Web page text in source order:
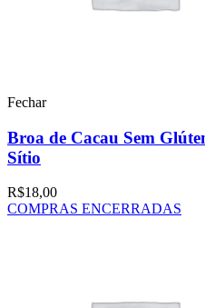
Fechar
Broa de Cacau Sem
Sítio
R$18,00
COMPRAS ENCERRADAS